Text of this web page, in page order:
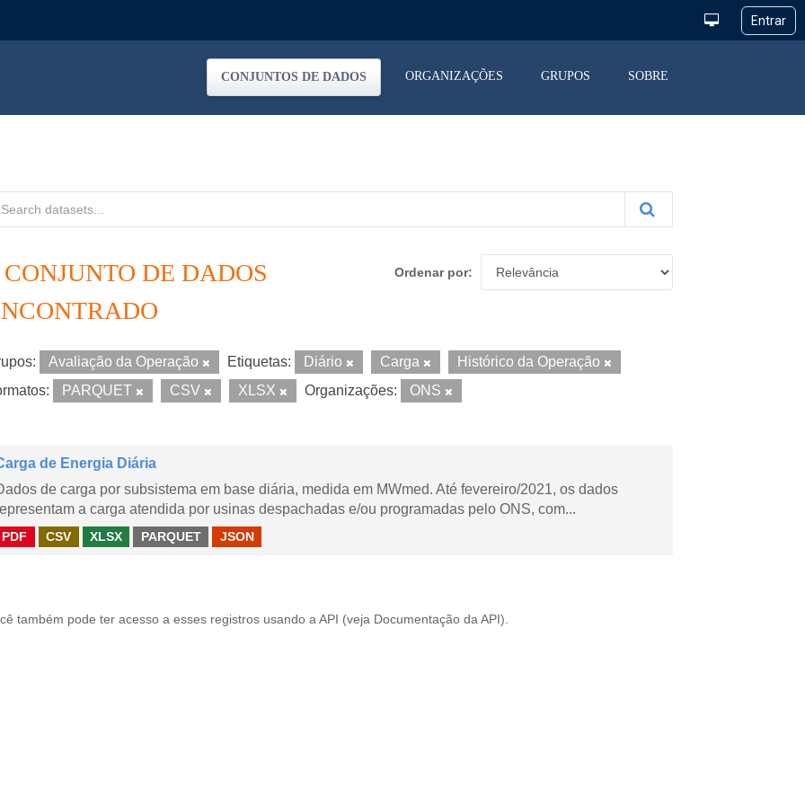
CONJUNTOS DE DADOS ORGANIZAÇÕES GRUPOS SOBRE
Ordenar por
CONJUNTO DE DADOS
Avaliação da Operação Etiquetas: Diário Carga
Histórico da Operação
PARQUET CSV XLSX Organizações: ONS
de Energia Diária
de carga por subsistema em base diária, medida em MWmed. Até fevereiro/2021, os dados
a carga atendida por usinas despachadas e/ou programadas pelo ONS, com...
PDF CSV XLSX PARQUET JSON
também pode ter acesso a esses registros usando a API (veja Documentação da API ).